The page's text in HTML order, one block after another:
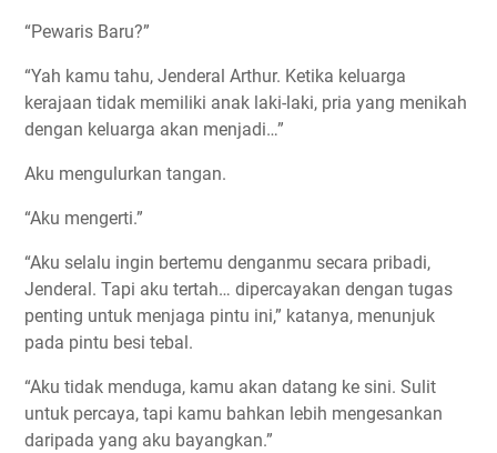
“Pewaris Baru?”
“Yah kamu tahu, Jenderal Arthur. Ketika keluarga
kerajaan tidak memiliki anak laki-laki, pria yang menikah
dengan keluarga akan menjadi…”
Aku mengulurkan tangan.
“Aku mengerti.”
“Aku selalu ingin bertemu denganmu secara pribadi,
Jenderal. Tapi aku tertah… dipercayakan dengan tugas
penting untuk menjaga pintu ini,” katanya, menunjuk
pada pintu besi tebal.
“Aku tidak menduga, kamu akan datang ke sini. Sulit
untuk percaya, tapi kamu bahkan lebih mengesankan
daripada yang aku bayangkan.”